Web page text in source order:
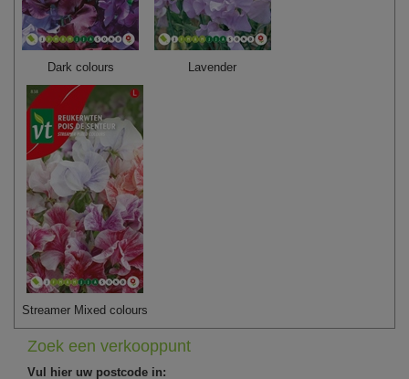
Dark colours Lavender
Streamer Mixed colours
Zoek een verkooppunt
Vul hier uw postcode in: